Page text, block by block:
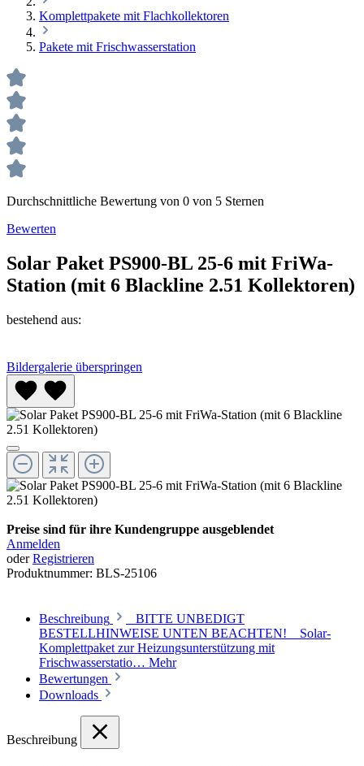
Komplettpakete mit Flachkollektoren
Pakete mit Frischwasserstation
Durchschnittliche Bewertung von 0 von 5 Sternen
Bewerten
Solar Paket PS900-BL 25-6 mit FriWa-
Station (mit 6 Blackline 2.51 Kollektoren)
bestehend aus:
Bildergalerie überspringen
Preise sind für ihre Kundengruppe ausgeblendet
Anmelden
oderRegistrieren
Produktnummer: BLS-25106
Beschreibung
BITTE UNBEDIGT
BESTELLHINWEISE UNTEN BEACHTEN! Solar-
Komplettpaket zur Heizungsunterstützung mit
Frischwasserstatio… Mehr
Bewertungen
Downloads
Beschreibung